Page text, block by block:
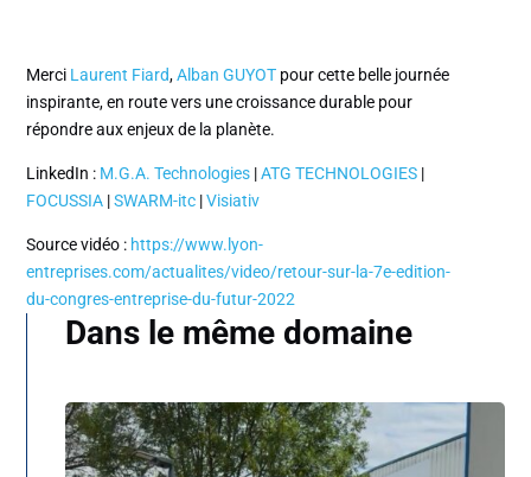
Merci Laurent Fiard,Alban GUYOT pour cette belle journée
inspirante, en route vers une croissance durable pour
répondre aux enjeux de la planète.
LinkedIn : M.G.A. Technologies |ATG TECHNOLOGIES |
FOCUSSIA |SWARM-itc |Visiativ
Source vidéo : https://www.lyon-
entreprises.com/actualites/video/retour-sur-la-7e-edition-
du-congres-entreprise-du-futur-2022
Dans le même domaine